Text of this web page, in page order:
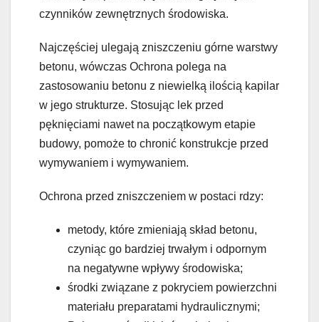
czynników zewnętrznych środowiska.
Najczęściej ulegają zniszczeniu górne warstwy
betonu, wówczas Ochrona polega na
zastosowaniu betonu z niewielką ilością kapilar
w jego strukturze. Stosując lek przed
pęknięciami nawet na początkowym etapie
budowy, pomoże to chronić konstrukcje przed
wymywaniem i wymywaniem.
Ochrona przed zniszczeniem w postaci rdzy:
metody, które zmieniają skład betonu,
czyniąc go bardziej trwałym i odpornym
na negatywne wpływy środowiska;
środki związane z pokryciem powierzchni
materiału preparatami hydraulicznymi;